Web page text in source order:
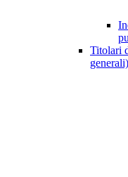
Titolari
generali)